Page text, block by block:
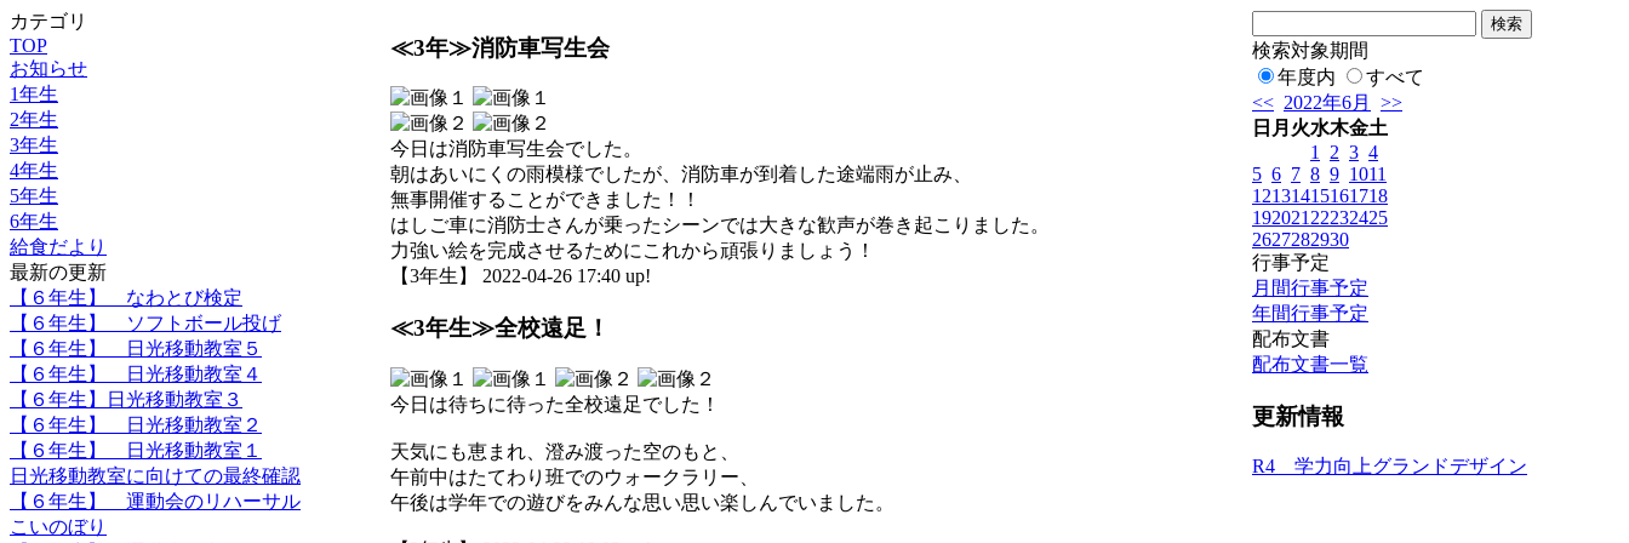
カテゴリ
TOP
お知らせ
1年生
2年生
3年生
4年生
5年生
6年生
給食だより
最新の更新
【６年生】 なわとび検定
【６年生】 ソフトボール投げ
【６年生】 日光移動教室５
【６年生】 日光移動教室４
【６年生】日光移動教室３
【６年生】 日光移動教室２
【６年生】 日光移動教室１
日光移動教室に向けての最終確認
【６年生】 運動会のリハーサル
こいのぼり
≪3年≫消防車写生会
今日は消防車写生会でした。
朝はあいにくの雨模様でしたが、消防車が到着した途端雨が止み、
無事開催することができました！！
はしご車に消防士さんが乗ったシーンでは大きな歓声が巻き起こりました。
力強い絵を完成させるためにこれから頑張りましょう！
【3年生】 2022-04-26 17:40 up!
≪3年生≫全校遠足！
今日は待ちに待った全校遠足でした！
天気にも恵まれ、澄み渡った空のもと、
午前中はたてわり班でのウォークラリー、
午後は学年での遊びをみんな思い思い楽しんでいました。
検索対象期間
年度内
すべて
<< 2022年6月
>>
日 月 火水木金土
1
2 3 4
5 6 7 8 9 1011
12131415161718
192021 22232425
2627282930
行事予定
月間行事予定
年間行事予定
配布文書
配布文書一覧
更新情報
R4 学力向上グランドデザイン